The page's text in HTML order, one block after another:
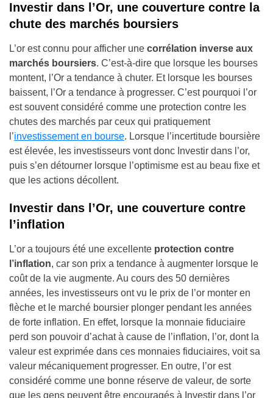
Investir dans l’Or, une couverture contre la
chute des marchés boursiers
L’or est connu pour afficher une corrélation inverse aux
marchés boursiers. C’est-à-dire que lorsque les bourses
montent, l’Or a tendance à chuter. Et lorsque les bourses
baissent, l’Or a tendance à progresser. C’est pourquoi l’or
est souvent considéré comme une protection contre les
chutes des marchés par ceux qui pratiquement
l’investissement en bourse. Lorsque l’incertitude boursière
est élevée, les investisseurs vont donc Investir dans l’or,
puis s’en détourner lorsque l’optimisme est au beau fixe et
que les actions décollent.
Investir dans l’Or, une couverture contre
l’inflation
L’or a toujours été une excellente protection contre
l’inflation, car son prix a tendance à augmenter lorsque le
coût de la vie augmente. Au cours des 50 dernières
années, les investisseurs ont vu le prix de l’or monter en
flèche et le marché boursier plonger pendant les années
de forte inflation. En effet, lorsque la monnaie fiduciaire
perd son pouvoir d’achat à cause de l’inflation, l’or, dont la
valeur est exprimée dans ces monnaies fiduciaires, voit sa
valeur mécaniquement progresser. En outre, l’or est
considéré comme une bonne réserve de valeur, de sorte
que les gens peuvent être encouragés à Investir dans l’or